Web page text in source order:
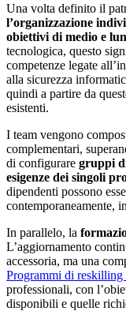
Una volta definito il
l’organizzazione
obiettivi di medio e
tecnologica, questo
competenze legate
alla sicurezza
quindi a partire da
esistenti.
I team vengono
complementari,
di configurare gruppi
esigenze dei singoli
dipendenti possono
contemporaneamente,
In parallelo, la
L’aggiornamento
accessoria, ma una
Programmi di
professionali, con
disponibili e quelle